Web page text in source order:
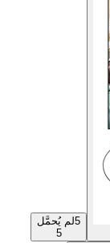
لم يُحمَّل